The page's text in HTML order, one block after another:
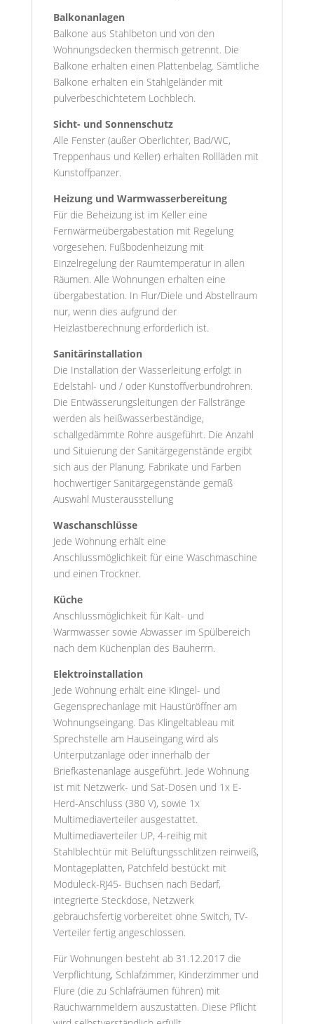
Balkonanlagen
Balkone aus Stahlbeton und von den
Wohnungsdecken thermisch getrennt. Die
Balkone erhalten einen Plattenbelag. Sämtliche
Balkone erhalten ein Stahlgeländer mit
pulverbeschichtetem Lochblech.
Sicht- und Sonnenschutz
Alle Fenster (außer Oberlichter, Bad/WC,
Treppenhaus und Keller) erhalten Rollläden mit
Kunstoffpanzer.
Heizung und Warmwasserbereitung
Für die Beheizung ist im Keller eine
Fernwärmeübergabestation mit Regelung
vorgesehen. Fußbodenheizung mit
Einzelregelung der Raumtemperatur in allen
Räumen. Alle Wohnungen erhalten eine
übergabestation. In Flur/Diele und Abstellraum
nur, wenn dies aufgrund der
Heizlastberechnung erforderlich ist.
Sanitärinstallation
Die Installation der Wasserleitung erfolgt in
Edelstahl- und / oder Kunstoffverbundrohren.
Die Entwässerungsleitungen der Fallstränge
werden als heißwasserbeständige,
schallgedämmte Rohre ausgeführt. Die Anzahl
und Situierung der Sanitärgegenstände ergibt
sich aus der Planung. Fabrikate und Farben
hochwertiger Sanitärgegenstände gemäß
Auswahl Musterausstellung
Waschanschlüsse
Jede Wohnung erhält eine
Anschlussmöglichkeit für eine Waschmaschine
und einen Trockner.
Küche
Anschlussmöglichkeit für Kalt- und
Warmwasser sowie Abwasser im Spülbereich
nach dem Küchenplan des Bauherrn.
Elektroinstallation
Jede Wohnung erhält eine Klingel- und
Gegensprechanlage mit Haustüröffner am
Wohnungseingang. Das Klingeltableau mit
Sprechstelle am Hauseingang wird als
Unterputzanlage oder innerhalb der
Briefkastenanlage ausgeführt. Jede Wohnung
ist mit Netzwerk- und Sat-Dosen und 1x E-
Herd-Anschluss (380 V), sowie 1x
Multimediaverteiler ausgestattet.
Multimediaverteiler UP, 4-reihig mit
Stahlblechtür mit Belüftungsschlitzen reinweiß,
Montageplatten, Patchfeld bestückt mit
Moduleck-RJ45- Buchsen nach Bedarf,
integrierte Steckdose, Netzwerk
gebrauchsfertig vorbereitet ohne Switch, TV-
Verteiler fertig angeschlossen.
Für Wohnungen besteht ab 31.12.2017 die
Verpflichtung, Schlafzimmer, Kinderzimmer und
Flure (die zu Schlafräumen führen) mit
Rauchwarnmeldern auszustatten. Diese Pflicht